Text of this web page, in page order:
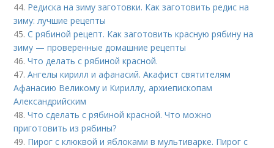
44. Редиска на зиму заготовки. Как заготовить редис на
зиму: лучшие рецепты
45.С рябиной рецепт. Как заготовить красную рябину на
зиму — проверенные домашние рецепты
46.Что делать с рябиной красной.
47.Ангелы кирилл и афанасий. Акафист святителям
Афанасию Великому и Кириллу, архиепископам
Александрийским
48.Что сделать с рябиной красной. Что можно
приготовить из рябины?
49. Пирог с клюквой и яблоками в мультиварке. Пирог с